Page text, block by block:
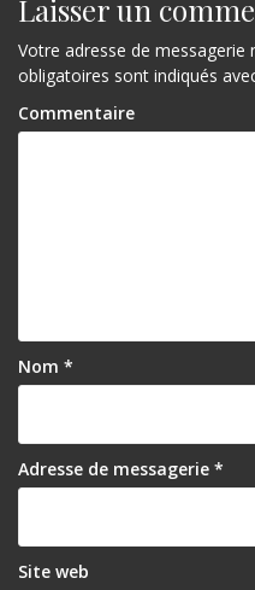
Laisser un
Votre adresse de messagerie
obligatoires sont indiqués
Commentaire
Nom *
Adresse de messagerie *
Site web